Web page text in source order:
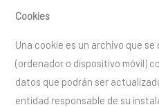
Cookies
Una cookie es un archivo que
(ordenador o dispositivo móvil)
datos que podrán ser
entidad responsable de su